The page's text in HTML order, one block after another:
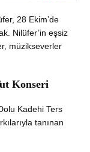
28 Ekim’de
Nilüfer’in eşsiz
müzikseverler
Konseri
Kadehi Ters
tanınan